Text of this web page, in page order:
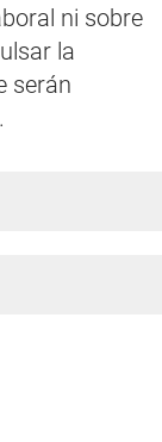
ni sobre
la
serán